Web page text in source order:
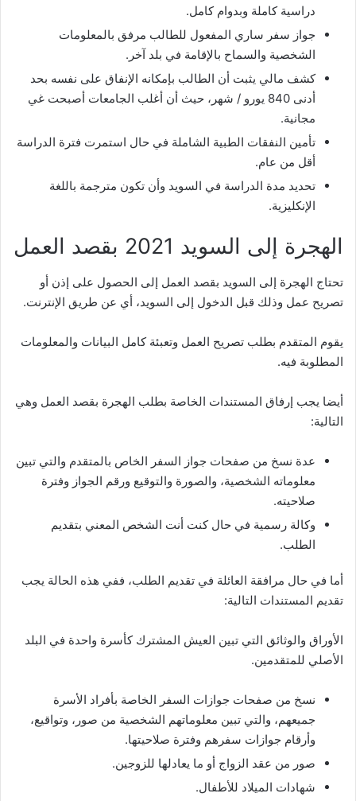
دراسية كاملة وبدوام كامل.
جواز سفر ساري المفعول للطالب مرفق بالمعلومات
الشخصية والسماح بالإقامة في بلد آخر.
كشف مالي يثبت أن الطالب بإمكانه الإنفاق على نفسه بحد
أدنى 840 يورو / شهر، حيث أن أغلب الجامعات أصبحت غي
مجانية.
تأمين النفقات الطبية الشاملة في حال استمرت فترة الدراسة
أقل من عام.
تحديد مدة الدراسة في السويد وأن تكون مترجمة باللغة
الإنكليزية.
الهجرة إلى السويد 2021 بقصد العمل
تحتاج الهجرة إلى السويد بقصد العمل إلى الحصول على إذن أو
تصريح عمل وذلك قبل الدخول إلى السويد، أي عن طريق الإنترنت.
يقوم المتقدم بطلب تصريح العمل وتعبئة كامل البيانات والمعلومات
المطلوبة فيه.
أيضا يجب إرفاق المستندات الخاصة بطلب الهجرة بقصد العمل وهي
التالية:
عدة نسخ من صفحات جواز السفر الخاص بالمتقدم والتي تبين
معلوماته الشخصية، والصورة والتوقيع ورقم الجواز وفترة
صلاحيته.
وكالة رسمية في حال كنت أنت الشخص المعني بتقديم
الطلب.
أما في حال مرافقة العائلة في تقديم الطلب، ففي هذه الحالة يجب
تقديم المستندات التالية:
الأوراق والوثائق التي تبين العيش المشترك كأسرة واحدة في البلد
الأصلي للمتقدمين.
نسخ من صفحات جوازات السفر الخاصة بأفراد الأسرة
جميعهم، والتي تبين معلوماتهم الشخصية من صور، وتواقيع،
وأرقام جوازات سفرهم وفترة صلاحيتها.
صور من عقد الزواج أو ما يعادلها للزوجين.
شهادات الميلاد للأطفال.